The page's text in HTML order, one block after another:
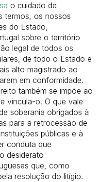
o cuidado de
termos, os nossos
do Estado,
sobre o território
legal de todos os
de todo o Estado e
alto magistrado ao
em conformidade.
também se impõe ao
vincula-o. O que vale
soberania obrigados à
para a retrocessão de
públicas e à
conduta que
desiderato
que, como
resolução do litígio.